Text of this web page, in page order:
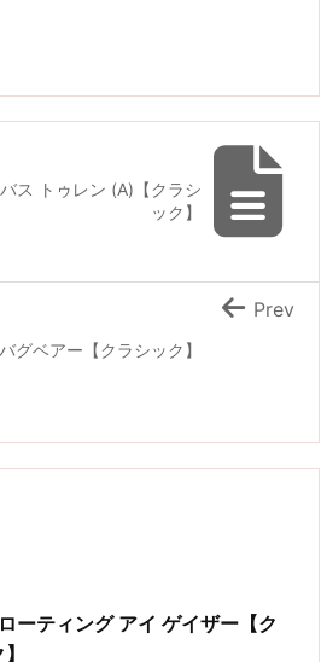
ス トゥレン (A)【クラシ
ック】
グベアー【クラシック】
Prev
ーティング アイ ゲイザー【ク